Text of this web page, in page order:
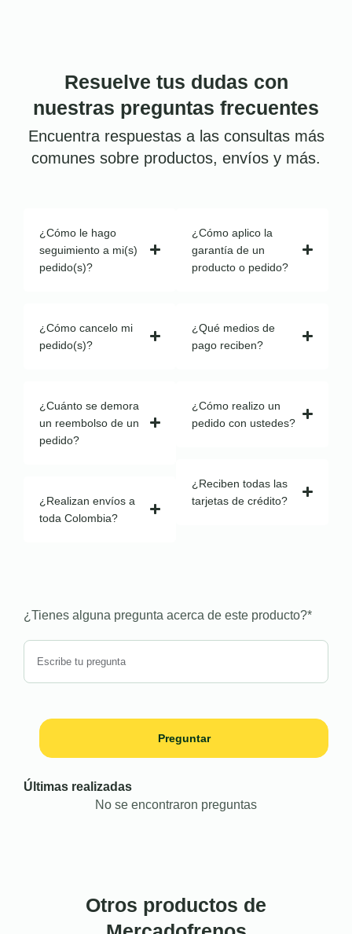
Resuelve tus dudas con
nuestras preguntas frecuentes
Encuentra respuestas a las consultas más
comunes sobre productos, envíos y más.
¿Cómo le hago
seguimiento a mi(s)
pedido(s)?
¿Cómo cancelo mi
pedido(s)?
¿Cuánto se demora
un reembolso de un
pedido?
¿Realizan envíos a
toda Colombia?
¿Cómo aplico la
garantía de un
producto o pedido?
¿Qué medios de
pago reciben?
¿Cómo realizo un
pedido con ustedes?
¿Reciben todas las
tarjetas de crédito?
¿Tienes alguna pregunta acerca de este producto?*
Preguntar
Últimas realizadas
No se encontraron preguntas
Otros productos de